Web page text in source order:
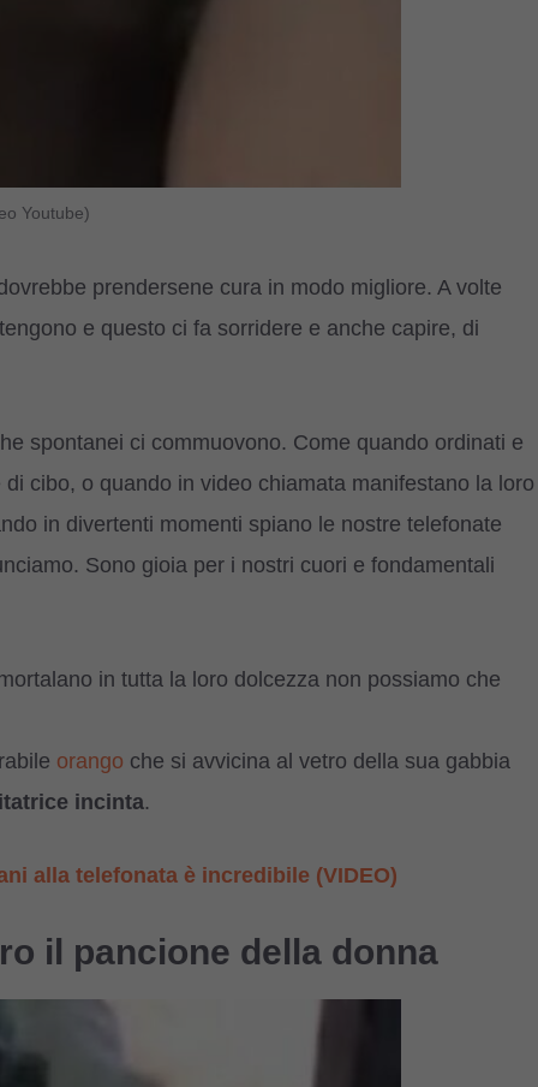
Youtube)
prendersene cura in modo migliore. A volte
e questo ci fa sorridere e anche capire, di
spontanei ci commuovono. Come quando ordinati e
cibo, o quando in video chiamata manifestano la loro
in divertenti momenti spiano le nostre telefonate
Sono gioia per i nostri cuori e fondamentali
in tutta la loro dolcezza non possiamo che
orango che si avvicina al vetro della sua gabbia
incinta.
alla telefonata è incredibile (VIDEO)
il pancione della donna